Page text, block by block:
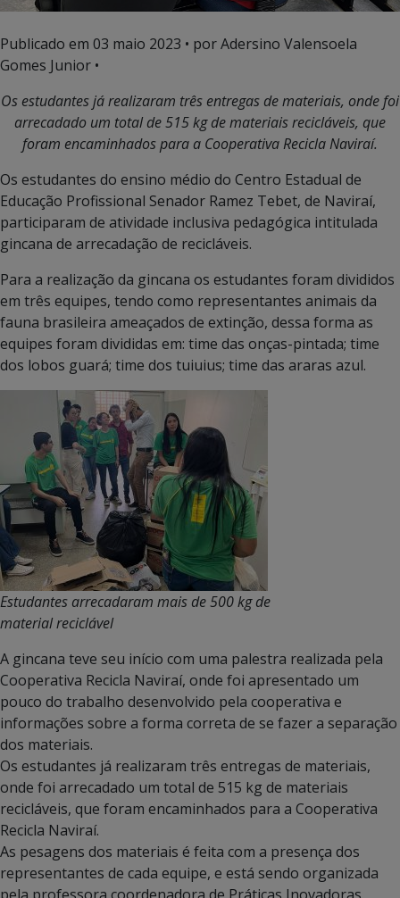
Publicado em 03 maio 2023 • por Adersino Valensoela
Gomes Junior •
Os estudantes já realizaram três entregas de materiais, onde foi
arrecadado um total de 515 kg de materiais recicláveis, que
foram encaminhados para a Cooperativa Recicla Naviraí.
Os estudantes do ensino médio do Centro Estadual de
Educação Profissional Senador Ramez Tebet, de Naviraí,
participaram de atividade inclusiva pedagógica intitulada
gincana de arrecadação de recicláveis.
Para a realização da gincana os estudantes foram divididos
em três equipes, tendo como representantes animais da
fauna brasileira ameaçados de extinção, dessa forma as
equipes foram divididas em: time das onças-pintada; time
dos lobos guará; time dos tuiuius; time das araras azul.
Estudantes arrecadaram mais de 500 kg de
material reciclável
A gincana teve seu início com uma palestra realizada pela
Cooperativa Recicla Naviraí, onde foi apresentado um
pouco do trabalho desenvolvido pela cooperativa e
informações sobre a forma correta de se fazer a separação
dos materiais.
Os estudantes já realizaram três entregas de materiais,
onde foi arrecadado um total de 515 kg de materiais
recicláveis, que foram encaminhados para a Cooperativa
Recicla Naviraí.
As pesagens dos materiais é feita com a presença dos
representantes de cada equipe, e está sendo organizada